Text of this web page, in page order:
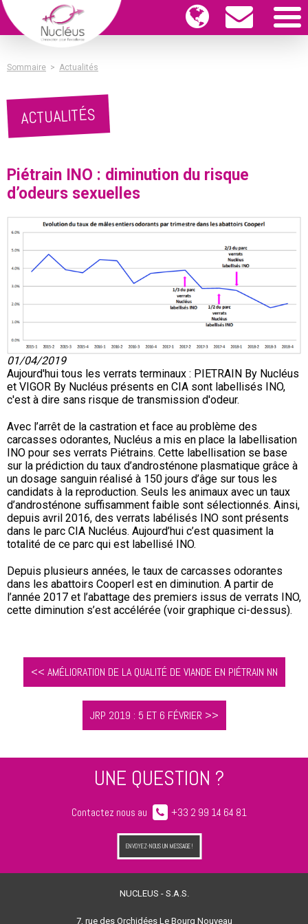
Sommaire > Actualités
ACTUALITÉS
Piétrain INO : diminution du risque
d’odeurs sexuelles
01/04/2019
Aujourd'hui tous les verrats terminaux : PIETRAIN By Nucléus
et VIGOR By Nucléus présents en CIA sont labellisés INO,
c'est à dire sans risque de transmission d'odeur.
Avec l’arrêt de la castration et face au problème des
carcasses odorantes, Nucléus a mis en place la labellisation
INO pour ses verrats Piétrains. Cette labellisation se base
sur la prédiction du taux d’androsténone plasmatique grâce à
un dosage sanguin réalisé à 150 jours d’âge sur tous les
candidats à la reproduction. Seuls les animaux avec un taux
d’androsténone suffisamment faible sont sélectionnés. Ainsi,
depuis avril 2016, des verrats labélisés INO sont présents
dans le parc CIA Nucléus. Aujourd’hui c’est quasiment la
totalité de ce parc qui est labellisé INO.
Depuis plusieurs années, le taux de carcasses odorantes
dans les abattoirs Cooperl est en diminution. A partir de
l’année 2017 et l’abattage des premiers issus de verrats INO,
cette diminution s’est accélérée (voir graphique ci-dessus).
<< AMÉLIORATION DE LA QUALITÉ DE VIANDE EN PIÉTRAIN NN
JRP 2019 : 5 ET 6 FÉVRIER >>
UNE QUESTION ?
Contactez nous au +33 2 99 14 64 81
ENVOYEZ-NOUS UN MESSAGE !
NUCLEUS - S.A.S.
7, rue des Orchidées Le Bourg Nouveau